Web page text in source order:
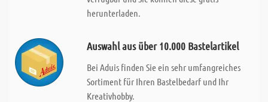
herunterladen.
Auswahl aus über 10.000 Bastelartikel
Bei Aduis finden Sie ein sehr umfangreiches
Sortiment für Ihren Bastelbedarf und Ihr
Kreativhobby.